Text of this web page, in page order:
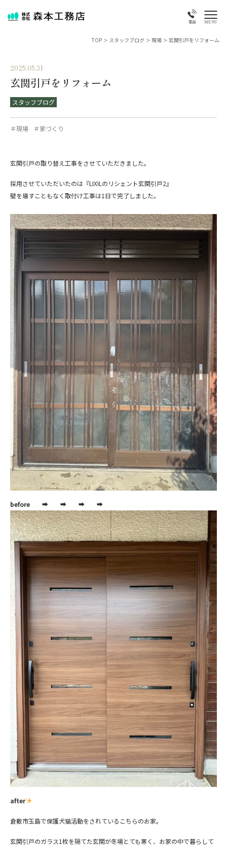
電話 MENU
TOP > スタッフブログ > 現場 > 玄関引戸をリフォーム
2025.05.31
玄関引戸をリフォーム
スタッフブログ
＃現場 ＃家づくり
玄関引戸の取り替え工事をさせていただきました。
採用させていただいたのは『LIXILのリシェント玄関引戸2』
壁を壊すこともなく取付け工事は1日で完了しました。
before ➡ ➡ ➡ ➡
after
倉敷市玉島で保護犬猫活動をされているこちらのお家。
玄関引戸のガラス1枚を隔てた玄関が冬場とても寒く、お家の中で暮らして